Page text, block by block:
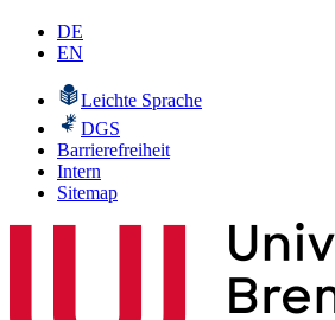
DE
EN
Leichte Sprache
DGS
Barrierefreiheit
Intern
Sitemap